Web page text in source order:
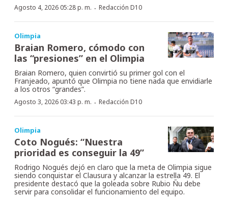
Agosto 4, 2026 05:28 p. m. · Redacción D10
Olimpia
Braian Romero, cómodo con
las “presiones” en el Olimpia
Braian Romero, quien convirtió su primer gol con el
Franjeado, apuntó que Olimpia no tiene nada que envidiarle
a los otros “grandes”.
Agosto 3, 2026 03:43 p. m. · Redacción D10
Olimpia
Coto Nogués: “Nuestra
prioridad es conseguir la 49”
Rodrigo Nogués dejó en claro que la meta de Olimpia sigue
siendo conquistar el Clausura y alcanzar la estrella 49. El
presidente destacó que la goleada sobre Rubio Ñu debe
servir para consolidar el funcionamiento del equipo.